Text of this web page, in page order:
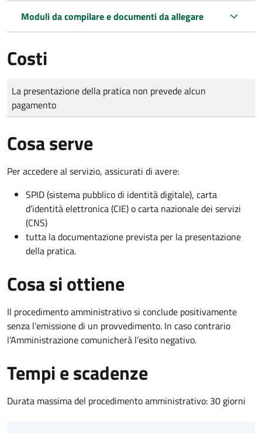
Moduli da compilare e documenti da allegare
Costi
Tipo di pagamento
Importo
La presentazione della pratica non prevede alcun
pagamento
Cosa serve
Per accedere al servizio, assicurati di avere:
SPID (sistema pubblico di identità digitale), carta
d’identità elettronica (CIE) o carta nazionale dei servizi
(CNS)
tutta la documentazione prevista per la presentazione
della pratica.
Cosa si ottiene
Il procedimento amministrativo si conclude positivamente
senza l’emissione di un provvedimento. In caso contrario
l’Amministrazione comunicherà l’esito negativo.
Tempi e scadenze
Durata massima del procedimento amministrativo: 30 giorni